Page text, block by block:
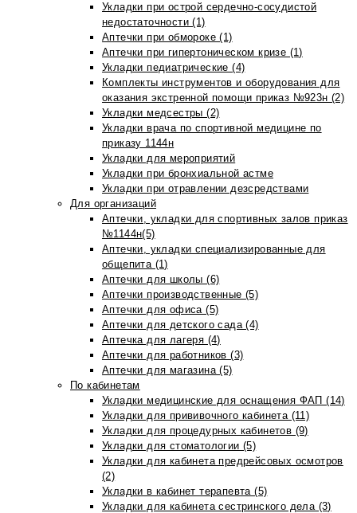
Укладки при острой сердечно-сосудистой
недостаточности (1)
Аптечки при обмороке (1)
Аптечки при гипертоническом кризе (1)
Укладки педиатрические (4)
Комплекты инструментов и оборудования для
оказания экстренной помощи приказ №923н (2)
Укладки медсестры (2)
Укладки врача по спортивной медицине по
приказу 1144н
Укладки для мероприятий
Укладки при бронхиальной астме
Укладки при отравлении дезсредствами
Для организаций
Аптечки, укладки для спортивных залов приказ
№1144н(5)
Аптечки, укладки специализированные для
общепита (1)
Аптечки для школы (6)
Аптечки производственные (5)
Аптечки для офиса (5)
Аптечки для детского сада (4)
Аптечка для лагеря (4)
Аптечки для работников (3)
Аптечки для магазина (5)
По кабинетам
Укладки медицинские для оснащения ФАП (14)
Укладки для прививочного кабинета (11)
Укладки для процедурных кабинетов (9)
Укладки для стоматологии (5)
Укладки для кабинета предрейсовых осмотров
(2)
Укладки в кабинет терапевта (5)
Укладки для кабинета сестринского дела (3)